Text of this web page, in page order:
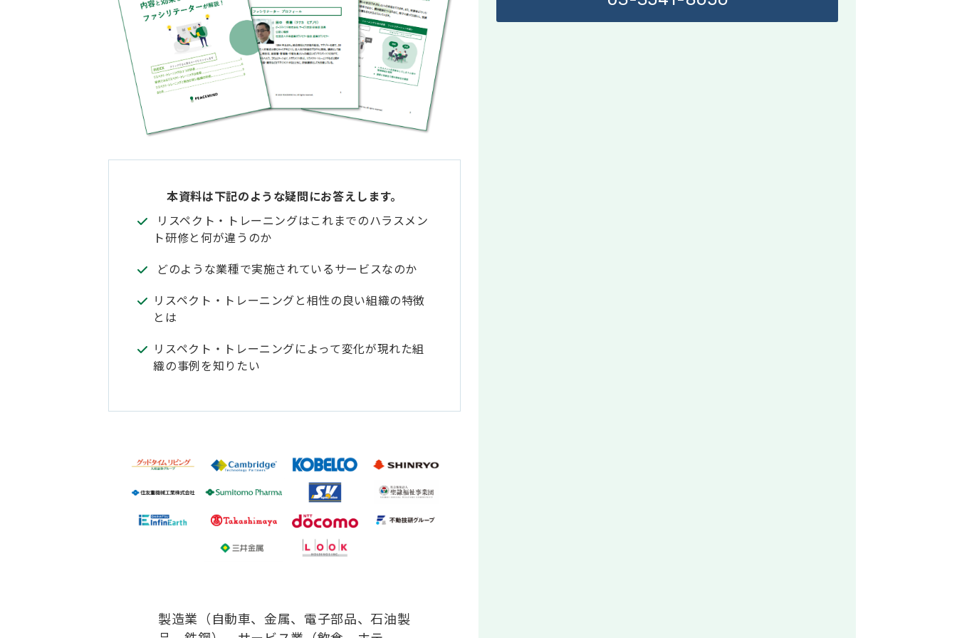
本資料は下記のような疑問にお答えします。
リスペクト・トレーニングはこれまでのハラスメン
ト研修と何が違うのか
どのような業種で実施されているサービスなのか
リスペクト・トレーニングと相性の良い組織の特徴
とは
リスペクト・トレーニングによって変化が現れた組
織の事例を知りたい
製造業（自動車、金属、電子部品、石油製